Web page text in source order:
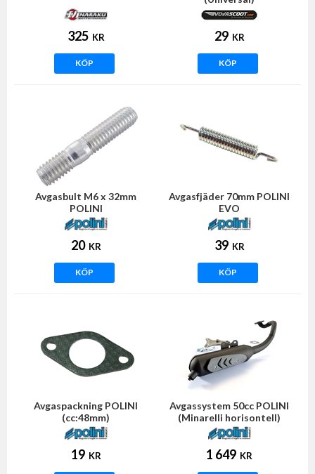
325 KR
KÖP
29 KR
KÖP
Avgasbult M6 x 32mm
POLINI
20 KR
KÖP
Avgasfjäder 70mm POLINI
EVO
39 KR
KÖP
Avgaspackning POLINI
(cc:48mm)
19 KR
Avgassystem 50cc POLINI
(Minarelli horisontell)
1 649 KR